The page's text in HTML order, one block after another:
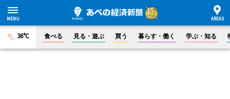
36°C 食べる 見る・遊ぶ 買う 暮らす・働く 学ぶ・知る